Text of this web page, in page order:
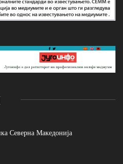
Северна Македонија